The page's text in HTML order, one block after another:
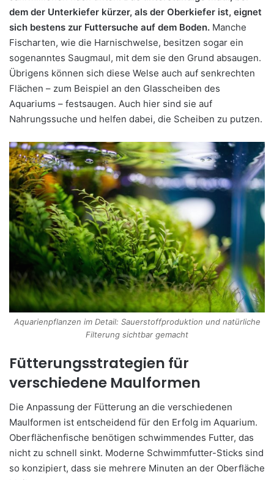
dem der Unterkiefer kürzer, als der Oberkiefer ist, eignet
sich bestens zur Futtersuche auf dem Boden. Manche
Fischarten, wie die Harnischwelse, besitzen sogar ein
sogenanntes Saugmaul, mit dem sie den Grund absaugen.
Übrigens können sich diese Welse auch auf senkrechten
Flächen – zum Beispiel an den Glasscheiben des
Aquariums – festsaugen. Auch hier sind sie auf
Nahrungssuche und helfen dabei, die Scheiben zu putzen.
Aquarienpflanzen im Detail: Sauerstoffproduktion und natürliche
Filterung sichtbar gemacht
Fütterungsstrategien für
verschiedene Maulformen
Die Anpassung der Fütterung an die verschiedenen
Maulformen ist entscheidend für den Erfolg im Aquarium.
Oberflächenfische benötigen schwimmendes Futter, das
nicht zu schnell sinkt. Moderne Schwimmfutter-Sticks sind
so konzipiert, dass sie mehrere Minuten an der Oberfläche